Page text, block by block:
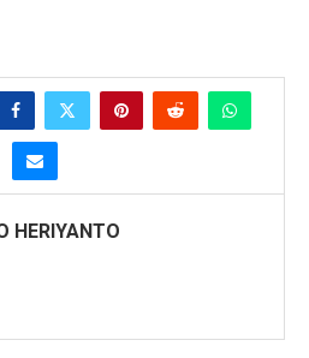
HERIYANTO